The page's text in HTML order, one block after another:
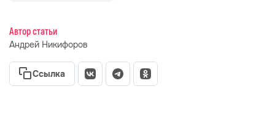
Автор статьи
Андрей Никифоров
Ссылка